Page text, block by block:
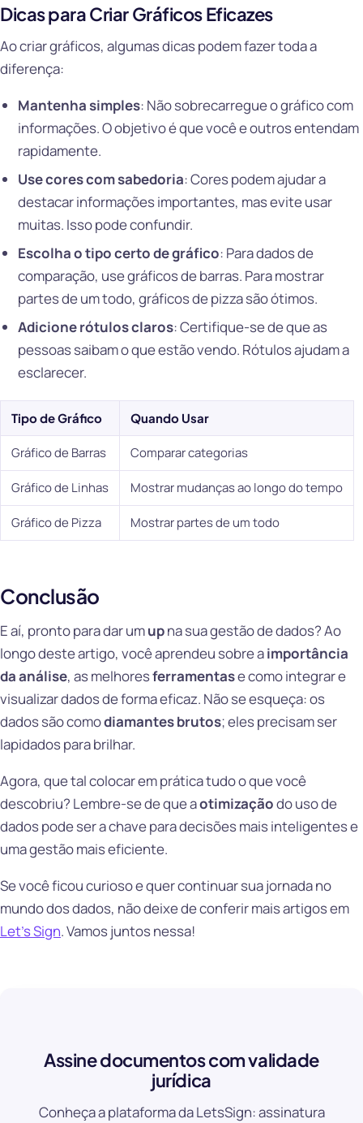
Dicas para Criar Gráficos Eficazes
Ao criar gráficos, algumas dicas podem fazer toda a
diferença:
Mantenha simples: Não sobrecarregue o gráfico com
informações. O objetivo é que você e outros entendam
rapidamente.
Use cores com sabedoria: Cores podem ajudar a
destacar informações importantes, mas evite usar
muitas. Isso pode confundir.
Escolha o tipo certo de gráfico: Para dados de
comparação, use gráficos de barras. Para mostrar
partes de um todo, gráficos de pizza são ótimos.
Adicione rótulos claros: Certifique-se de que as
pessoas saibam o que estão vendo. Rótulos ajudam a
esclarecer.
Tipo de Gráfico Quando Usar
Gráfico de Barras Comparar categorias
Gráfico de Linhas Mostrar mudanças ao longo do tempo
Gráfico de Pizza Mostrar partes de um todo
Conclusão
E aí, pronto para dar umupna sua gestão de dados? Ao
longo deste artigo, você aprendeu sobre aimportância
da análise, as melhoresferramentase como integrar e
visualizar dados de forma eficaz. Não se esqueça: os
dados são comodiamantes brutos; eles precisam ser
lapidados para brilhar.
Agora, que tal colocar em prática tudo o que você
descobriu? Lembre-se de que aotimizaçãodo uso de
dados pode ser a chave para decisões mais inteligentes e
uma gestão mais eficiente.
Se você ficou curioso e quer continuar sua jornada no
mundo dos dados, não deixe de conferir mais artigos em
Let’s Sign. Vamos juntos nessa!
Assine documentos com validade
jurídica
Conheça a plataforma da LetsSign: assinatura